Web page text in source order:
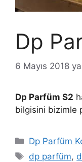
Dp
6 Mayıs 2018
Dp Parfüm S2
bilgisini bizimle
Kategoriler
Dp Parfüm
Etiketler
dp parfüm,